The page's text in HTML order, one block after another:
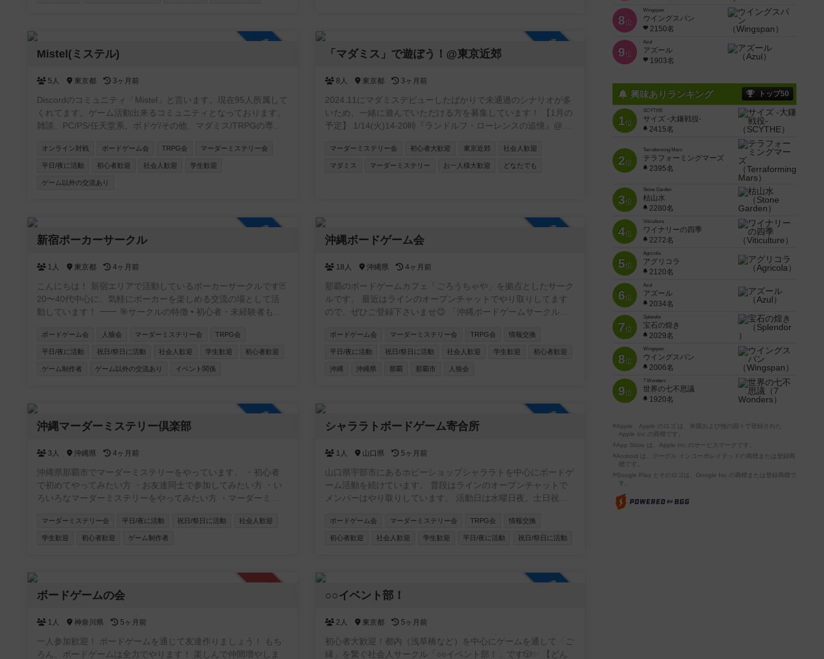
Mistel(ミステル)
5人 東京都 3ヶ月前
Discordのコミュニティ「Mistel」と言います。現在95人所属して
くれてます。ゲーム活動出来るコミュニティとなっております。
雑談、PC/PS/任天堂系、ボドゲ/その他、マダミス/TRPGの専用
験者が多いです😄 事前にルールを読んで、自己紹介を書いて頂
いた方に入ってもらう形をとってます。 興味がありましたら、
オンライン対戦 ボードゲーム会 TRPG会 マーダーミステリー会
平日/夜に活動 初心者歓迎 社会人歓迎 学生歓迎
ゲーム以外の交流あり
「マダミス」で遊ぼう！@東京近郊
8人 東京都 3ヶ月前
2024.11にマダミスデビューしたばかりで未通過のシナリオが多
いため、一緒に遊んでいただける方を募集しています！ 【1月の
予定】 1/14(火)14-20時『ランドルフ・ローレンスの追憶』@新
後の予定】 東京近郊で貸切公演を開催する予定です！ご希望の
作品がございましたらお気軽にお申し付けください。 ※当方が参
マーダーミステリー会 初心者大歓迎 東京近郊 社会人歓迎
マダミス マーダーミステリー お一人様大歓迎 どなたでも
新宿ポーカーサークル
1人 東京都 4ヶ月前
こんにちは！ 新宿エリアで活動しているポーカーサークルです🃏
20〜40代中心に、気軽にポーカーを楽しめる交流の場として活
動しています！ ⸻ 🎯サークルの特徴 • 初心者・未経験者も大
丁寧にサポートします✨ アプリでしかやったことない方も多く
来られます • 成績を自社開発したアプリで管理📊 自分の上達が
ボードゲーム会 人狼会 マーダーミステリー会 TRPG会
平日/夜に活動 祝日/祭日に活動 社会人歓迎 学生歓迎 初心者歓迎
ゲーム制作者 ゲーム以外の交流あり イベント関係
沖縄ボードゲーム会
18人 沖縄県 4ヶ月前
那覇のボードゲームカフェ「ごろうちゃや」を拠点としたサーク
ルです。 最近はラインのオープンチャットでやり取りしてます
ので、ぜひご登録下さいませ😊 「沖縄ボードゲームサークル
持ち始めた方 ・重ゲーが大好きな方 ・大人数で遊べる環境では
ない方 ・いろいろなゲームを遊びたい方 ・平日夜に時間をとれ
ボードゲーム会 マーダーミステリー会 TRPG会 情報交換
平日/夜に活動 祝日/祭日に活動 社会人歓迎 学生歓迎 初心者歓迎
沖縄 沖縄県 那覇 那覇市 人狼会
沖縄マーダーミステリー倶楽部
3人 沖縄県 4ヶ月前
沖縄県那覇市でマーダーミステリーをやっています。 ・初心者
で初めてやってみたい方 ・お友達同士で参加してみたい方 ・い
ろいろなマーダーミステリーをやってみたい方 ・マーダーミス
が興味あれば是非参加してください！
マーダーミステリー会 平日/夜に活動 祝日/祭日に活動 社会人歓迎
学生歓迎 初心者歓迎 ゲーム制作者
シャララトボードゲーム寄合所
1人 山口県 5ヶ月前
山口県宇部市にあるホビーショップシャララトを中心にボードゲ
ーム活動を続けています。 普段はラインのオープンチャットで
メンバーはやり取りしています。 活動日は水曜日夜。土日祝日
ボードゲーム会 マーダーミステリー会 TRPG会 情報交換
初心者歓迎 社会人歓迎 学生歓迎 平日/夜に活動 祝日/祭日に活動
ボードゲームの会
1人 神奈川県 5ヶ月前
一人参加歓迎！ ボードゲームを通じて友達作りましょう！ もち
ろん、ボードゲームは全力でやります！ 楽しんで仲間増やしま
○○イベント部！
2人 東京都 5ヶ月前
初心者大歓迎！都内（浅草橋など）を中心にゲームを通して「ご
縁」を繋ぐ社会人サークル「○○イベント部！」です🎲✨ 【どん
8位
Wingspan
ウイングスパン
2150名
9位
Azul
アズール
1903名
興味ありランキング トップ50
1位
SCYTHE
サイズ -大鎌戦役-
2415名
2位
Terraforming Mars
テラフォーミングマーズ
2395名
3位
Stone Garden
枯山水
2280名
4位
Viticulture
ワイナリーの四季
2272名
5位
Agricola
アグリコラ
2120名
6位
Azul
アズール
2034名
7位
Splendor
宝石の煌き
2029名
8位
Wingspan
ウイングスパン
2006名
9位
7 Wonders
世界の七不思議
1920名
※Apple、Apple のロゴ は、米国および他の国々で登録された
Apple Inc.の商標です。
※App Store は、Apple Inc.のサービスマークです。
※Android は、グーグル インコーポレイテッドの商標または登録商
標です。
※Google Play とそのロゴは、Google Inc.の商標または登録商標で
す。